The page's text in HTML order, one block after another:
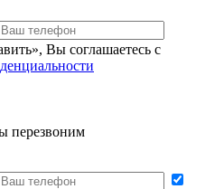
Вы соглашаетесь с
перезвоним